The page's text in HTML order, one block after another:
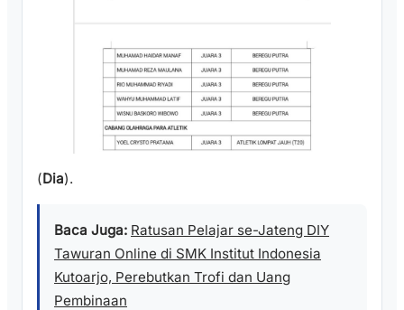
(Dia).
Baca Juga: Ratusan Pelajar se-Jateng DIY
Tawuran Online di SMK Institut Indonesia
Kutoarjo, Perebutkan Trofi dan Uang
Pembinaan